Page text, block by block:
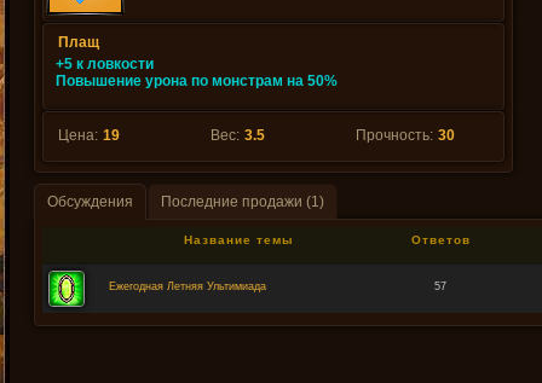
Плащ
+5 к ловкости
Повышение урона по монстрам на 50%
Цена: 19 Вес: 3.5 Прочность: 30
Обсуждения Последние продажи (1)
Название темы Ответов
Ежегодная Летняя Ультимиада 57